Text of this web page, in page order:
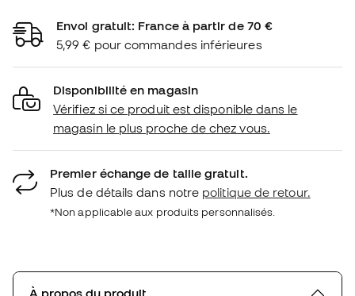
Envoi gratuit: France à partir de 70 €
5,99 € pour commandes inférieures
Disponibilité en magasin
Vérifiez si ce produit est disponible dans le
magasin le plus proche de chez vous.
Premier échange de taille gratuit.
Plus de détails dans notre politique de retour.
*Non applicable aux produits personnalisés.
À propos du produit